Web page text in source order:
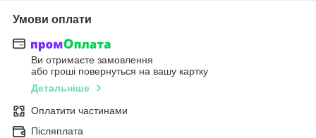
Умови оплати
Ви отримаєте замовлення
або гроші повернуться на вашу картку
Детальніше
Оплатити частинами
Післяплата